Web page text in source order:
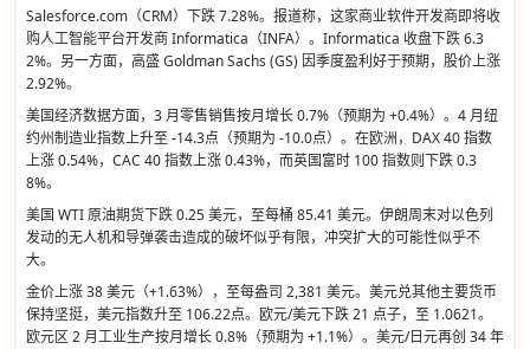
Salesforce.com（CRM）下跌 7.28%。报道称，这家商业软件开发商即将收
购人工智能平台开发商 Informatica（INFA）。Informatica 收盘下跌 6.3
2%。另一方面，高盛 Goldman Sachs (GS) 因季度盈利好于预期，股价上涨
2.92%。
美国经济数据方面，3 月零售销售按月增长 0.7%（预期为 +0.4%）。4 月纽
约州制造业指数上升至 -14.3点（预期为 -10.0点）。在欧洲，DAX 40 指数
上涨 0.54%，CAC 40 指数上涨 0.43%，而英国富时 100 指数则下跌 0.3
8%。
美国 WTI 原油期货下跌 0.25 美元，至每桶 85.41 美元。伊朗周末对以色列
发动的无人机和导弹袭击造成的破坏似乎有限，冲突扩大的可能性似乎不
大。
金价上涨 38 美元（+1.63%），至每盎司 2,381 美元。美元兑其他主要货币
保持坚挺，美元指数升至 106.22点。欧元/美元下跌 21 点子，至 1.0621。
欧元区 2 月工业生产按月增长 0.8%（预期为 +1.1%）。美元/日元再创 34 年